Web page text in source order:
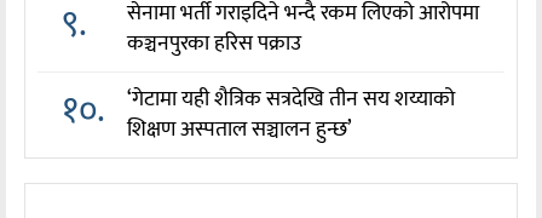
९.
सेनामा भर्ती गराइदिने भन्दै रकम लिएको आरोपमा
कञ्चनपुरका हरिस पक्राउ
१०.
‘गेटामा यही शैत्रिक सत्रदेखि तीन सय शय्याको
शिक्षण अस्पताल सञ्चालन हुन्छ’